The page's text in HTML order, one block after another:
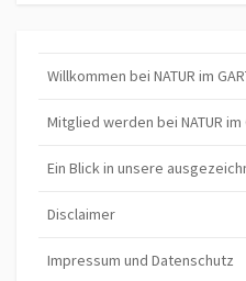
Willkommen bei NATUR im
Mitglied werden bei NATUR im
Ein Blick in unsere
Disclaimer
Impressum und Datenschutz